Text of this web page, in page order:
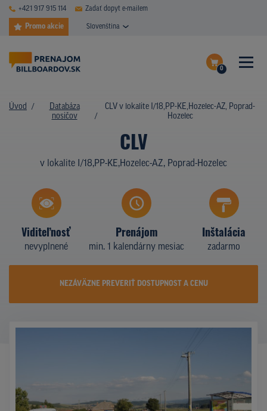
+421 917 915 114 Zadať dopyt e-mailem
Promo akcie Slovenština
0
Dokončiť dopyt
DATABÁZA NOSIČOV
PLOCHY V AKCII
CENY
TYPY NOSIČOV
KTO SME
KONTAKTY
Úvod
Databáza
nosičov
CLV v lokalite I/18,PP-KE,Hozelec-AZ, Poprad-
Hozelec
CLV
v lokalite I/18,PP-KE,Hozelec-AZ, Poprad-Hozelec
Viditeľnosť
nevyplnené
Prenájom
min. 1 kalendárny mesiac
Inštalácia
zadarmo
NEZÁVÄZNE PREVERIŤ DOSTUPNOST A CENU